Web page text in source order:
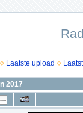
Laatste upload
2017